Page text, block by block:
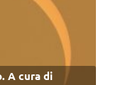
A cura di